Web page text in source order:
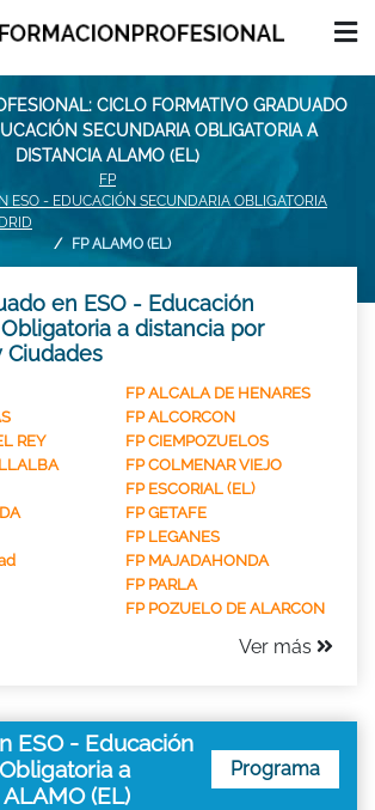
CICLO FORMATIVO GRADUADO
SECUNDARIA OBLIGATORIA A
DISTANCIA ALAMO (EL)
FP
ESO - EDUCACIÓN SECUNDARIA OBLIGATORIA
FP ALAMO (EL)
en ESO - Educación
a distancia por
Ciudades
FP ALCALA DE HENARES
FP ALCORCON
REY
FP CIEMPOZUELOS
FP COLMENAR VIEJO
FP ESCORIAL (EL)
FP GETAFE
FP LEGANES
FP MAJADAHONDA
FP PARLA
FP POZUELO DE ALARCON
Ver más
ESO - Educación
a
(EL)
Programa